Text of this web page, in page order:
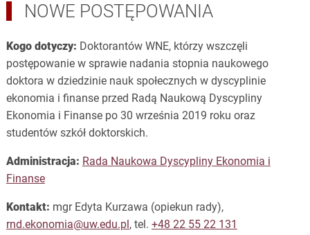
NOWE POSTĘPOWANIA
Kogo dotyczy: Doktorantów WNE, którzy wszczęli
postępowanie w sprawie nadania stopnia naukowego
doktora w dziedzinie nauk społecznych w dyscyplinie
ekonomia i finanse przed Radą Naukową Dyscypliny
Ekonomia i Finanse po 30 września 2019 roku oraz
studentów szkół doktorskich.
Administracja: Rada Naukowa Dyscypliny Ekonomia i
Finanse
Kontakt: mgr Edyta Kurzawa (opiekun rady),
rnd.ekonomia@uw.edu.pl , tel. +48 22 55 22 131